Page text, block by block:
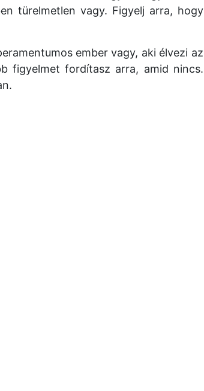
türelmetlen vagy. Figyelj arra, hogy
ember vagy, aki élvezi az
figyelmet fordítasz arra, amid nincs.